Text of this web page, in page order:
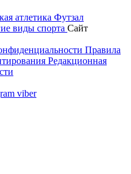
атлетика Футзал
виды спорта Сайт
Правила
Редакционная
viber